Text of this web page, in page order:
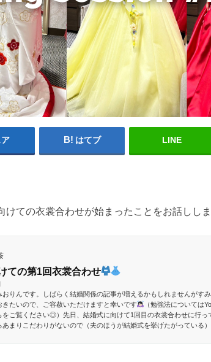
はてブ LINE
ての衣裳合わせが始まったことをお話ししま
ての第1回衣裳合わせ
おりんです。しばらく結婚関係の記事が増えるかもしれませんがす
きたいので、ご容赦いただけますと幸いです
（勉強法については
をご覧ください◎）先日、結婚式に向けて1回目の衣裳合わせに行っ
あまりこだわりがないので（夫のほうが結婚式を挙げたがっている